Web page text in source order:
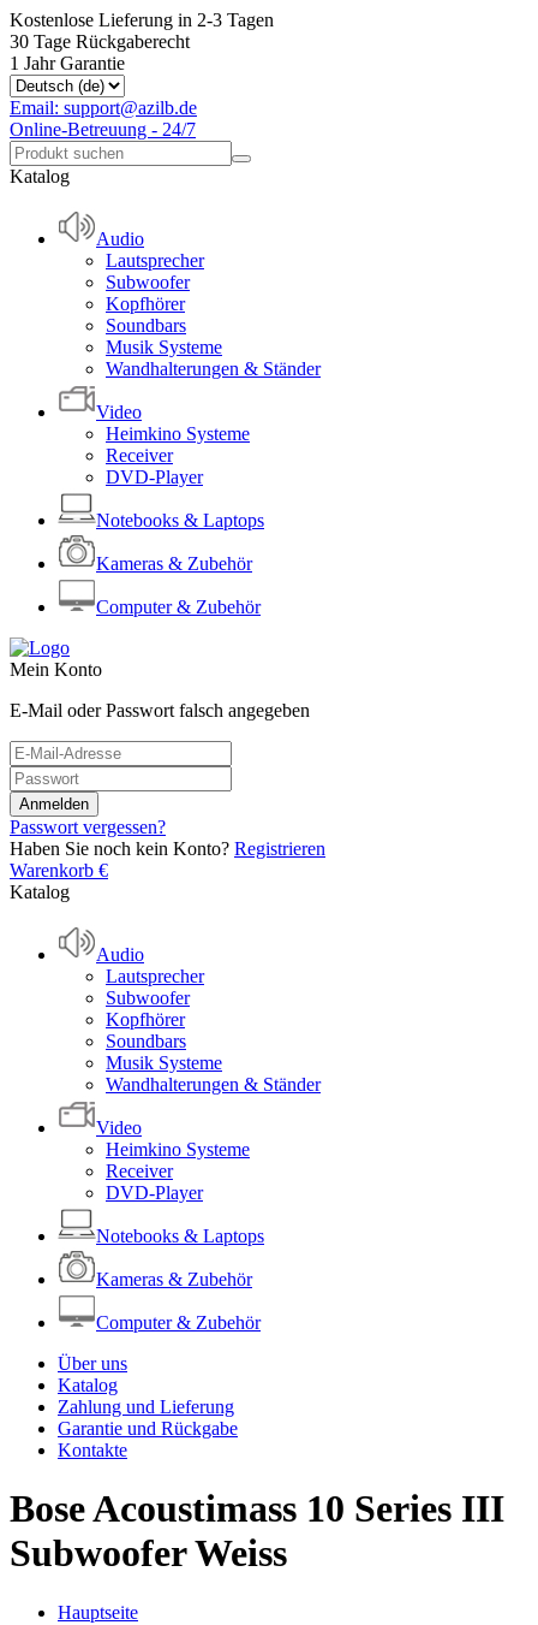
Kostenlose Lieferung in 2-3 Tagen
30 Tage Rückgaberecht
1 Jahr Garantie
Email: support@azilb.de
Online-Betreuung - 24/7
Katalog
Audio
Lautsprecher
Subwoofer
Kopfhörer
Soundbars
Musik Systeme
Wandhalterungen & Ständer
Video
Heimkino Systeme
Receiver
DVD-Player
Notebooks & Laptops
Kameras & Zubehör
Computer & Zubehör
Mein Konto
E-Mail oder Passwort falsch angegeben
Passwort vergessen?
Haben Sie noch kein Konto? Registrieren
Warenkorb €
Katalog
Audio
Lautsprecher
Subwoofer
Kopfhörer
Soundbars
Musik Systeme
Wandhalterungen & Ständer
Video
Heimkino Systeme
Receiver
DVD-Player
Notebooks & Laptops
Kameras & Zubehör
Computer & Zubehör
Über uns
Katalog
Zahlung und Lieferung
Garantie und Rückgabe
Kontakte
Bose Acoustimass 10 Series III
Subwoofer Weiss
Hauptseite